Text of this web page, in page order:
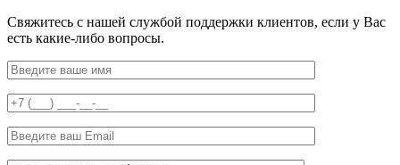
Свяжитесь с нашей службой поддержки клиентов, если у Вас
есть какие-либо вопросы.